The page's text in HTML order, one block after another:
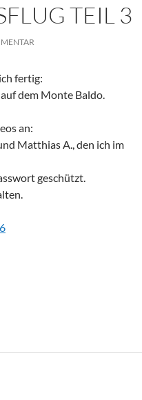
TEIL 3
fertig:
dem Monte Baldo.
an:
Matthias A., den ich im
geschützt.